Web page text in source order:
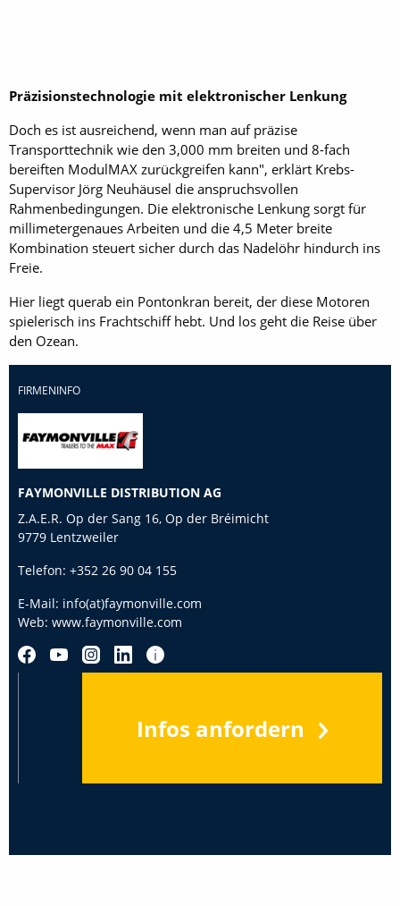
Präzisionstechnologie mit elektronischer Lenkung
Doch es ist ausreichend, wenn man auf präzise
Transporttechnik wie den 3,000 mm breiten und 8-fach
bereiften ModulMAX zurückgreifen kann", erklärt Krebs-
Supervisor Jörg Neuhäusel die anspruchsvollen
Rahmenbedingungen. Die elektronische Lenkung sorgt für
millimetergenaues Arbeiten und die 4,5 Meter breite
Kombination steuert sicher durch das Nadelöhr hindurch ins
Freie.
Hier liegt querab ein Pontonkran bereit, der diese Motoren
spielerisch ins Frachtschiff hebt. Und los geht die Reise über
den Ozean.
FIRMENINFO
FAYMONVILLE DISTRIBUTION AG
Z.A.E.R. Op der Sang 16, Op der Bréimicht
9779 Lentzweiler
Telefon: +352 26 90 04 155
E-Mail: info(at)faymonville.com
Web: www.faymonville.com
Infos anfordern